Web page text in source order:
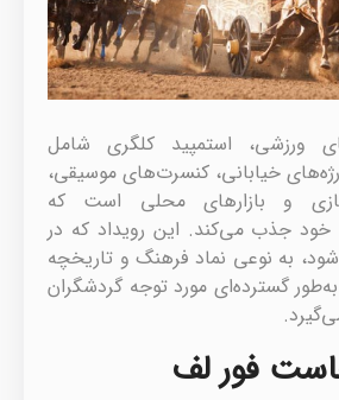
ورزشی، استمپید کلگری شامل
خیابانی، کنسرت‌های موسیقی،
و بازارهای محلی است که
خود جذب می‌کند. این رویداد که در
به نوعی نماد فرهنگ و تاریخچه
گسترده‌ای مورد توجه گردشگران
فور لف